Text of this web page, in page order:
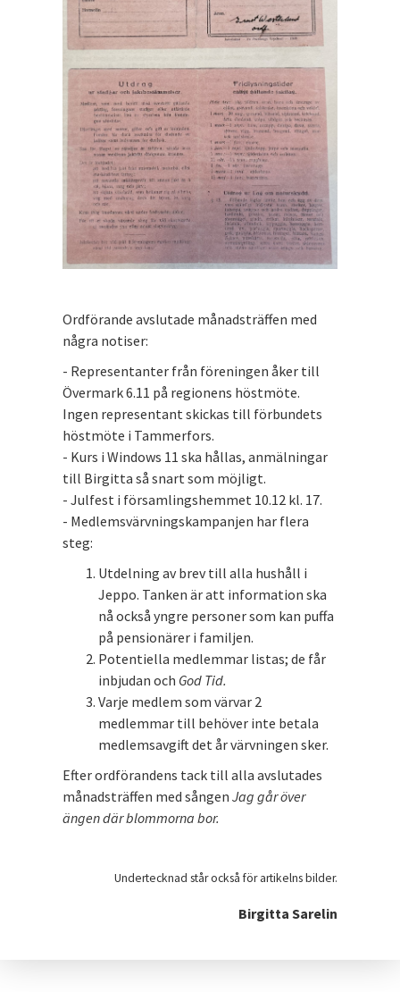
Ordförande avslutade månadsträffen med
några notiser:
- Representanter från föreningen åker till
Övermark 6.11 på regionens höstmöte.
Ingen representant skickas till förbundets
höstmöte i Tammerfors.
- Kurs i Windows 11 ska hållas, anmälningar
till Birgitta så snart som möjligt.
- Julfest i församlingshemmet 10.12 kl. 17.
- Medlemsvärvningskampanjen har flera
steg:
Utdelning av brev till alla hushåll i
Jeppo. Tanken är att information ska
nå också yngre personer som kan puffa
på pensionärer i familjen.
Potentiella medlemmar listas; de får
inbjudan och God Tid.
Varje medlem som värvar 2
medlemmar till behöver inte betala
medlemsavgift det år värvningen sker.
Efter ordförandens tack till alla avslutades
månadsträffen med sången Jag går över
ängen där blommorna bor.
Undertecknad står också för artikelns bilder.
Birgitta Sarelin